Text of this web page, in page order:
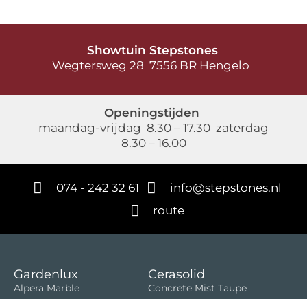
Showtuin Stepstones
Wegtersweg 28 7556 BR Hengelo
Openingstijden
maandag-vrijdag 8.30 – 17.30 zaterdag
8.30 – 16.00
074 - 242 32 61
info@stepstones.nl
route
Gardenlux
Alpera Marble
Cerasolid
Concrete Mist Taupe